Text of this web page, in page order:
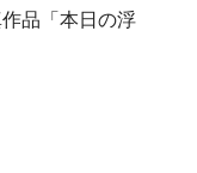
品「本日の浮